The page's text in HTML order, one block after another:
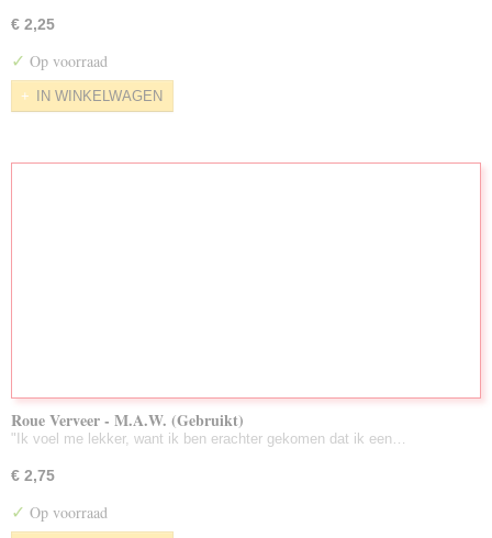
Nieuw Toegevoegd/Voorraad Aug. 2026
Zeldzame DVD's
Partijen Gebruikte DVD's
€ 2,25
✓ Op voorraad
IN WINKELWAGEN
Roue Verveer - M.A.W. (Gebruikt)
"Ik voel me lekker, want ik ben erachter gekomen dat ik een…
€ 2,75
✓ Op voorraad